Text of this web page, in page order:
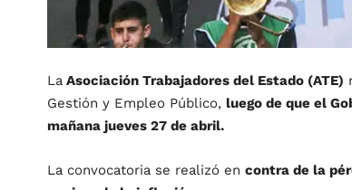
La Asociación Trabajadores del Estado (ATE)
Gestión y Empleo Público, luego de que el
mañana jueves 27 de abril.
La convocatoria se realizó en contra de la